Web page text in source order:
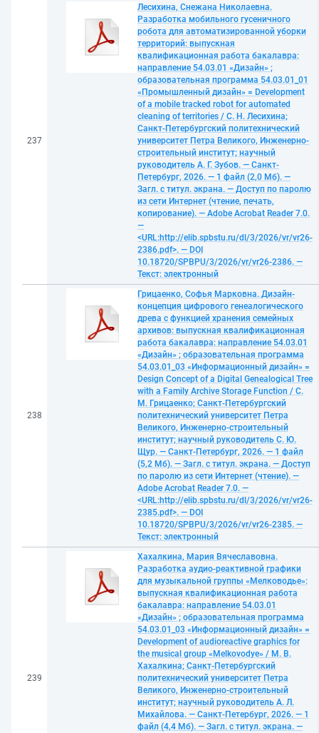
237
Лесихина, Снежана Николаевна.
Разработка мобильного гусеничного
робота для автоматизированной уборки
территорий: выпускная
квалификационная работа бакалавра:
направление 54.03.01 «Дизайн» ;
образовательная программа 54.03.01_01
«Промышленный дизайн» = Development
of a mobile tracked robot for automated
cleaning of territories / С. Н. Лесихина;
Санкт-Петербургский политехнический
университет Петра Великого, Инженерно-
строительный институт; научный
руководитель А. Г. Зубов. — Санкт-
Петербург, 2026. — 1 файл (2,0 Мб). —
Загл. с титул. экрана. — Доступ по паролю
из сети Интернет (чтение, печать,
копирование). — Adobe Acrobat Reader 7.0.
—
<URL:http://elib.spbstu.ru/dl/3/2026/vr/vr26-
2386.pdf>. — DOI
10.18720/SPBPU/3/2026/vr/vr26-2386. —
Текст: электронный
238
Грицаенко, Софья Марковна. Дизайн-
концепция цифрового генеалогического
древа с функцией хранения семейных
архивов: выпускная квалификационная
работа бакалавра: направление 54.03.01
«Дизайн» ; образовательная программа
54.03.01_03 «Информационный дизайн» =
Design Concept of a Digital Genealogical Tree
with a Family Archive Storage Function / С.
М. Грицаенко; Санкт-Петербургский
политехнический университет Петра
Великого, Инженерно-строительный
институт; научный руководитель С. Ю.
Щур. — Санкт-Петербург, 2026. — 1 файл
(5,2 Мб). — Загл. с титул. экрана. — Доступ
по паролю из сети Интернет (чтение). —
Adobe Acrobat Reader 7.0. —
<URL:http://elib.spbstu.ru/dl/3/2026/vr/vr26-
2385.pdf>. — DOI
10.18720/SPBPU/3/2026/vr/vr26-2385. —
Текст: электронный
239
Хахалкина, Мария Вячеславовна.
Разработка аудио-реактивной графики
для музыкальной группы «Мелководье»:
выпускная квалификационная работа
бакалавра: направление 54.03.01
«Дизайн» ; образовательная программа
54.03.01_03 «Информационный дизайн» =
Development of audioreactive graphics for
the musical group «Melkovodye» / М. В.
Хахалкина; Санкт-Петербургский
политехнический университет Петра
Великого, Инженерно-строительный
институт; научный руководитель А. Л.
Михайлова. — Санкт-Петербург, 2026. — 1
файл (4,4 Мб). — Загл. с титул. экрана. —